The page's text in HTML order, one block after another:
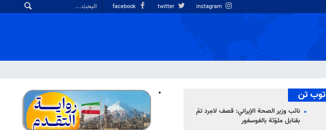
توب تن
نائب وزير الصحة الإيراني: قصف لامِرد تمّ
بقنابل ملوّثة بالفوسفور